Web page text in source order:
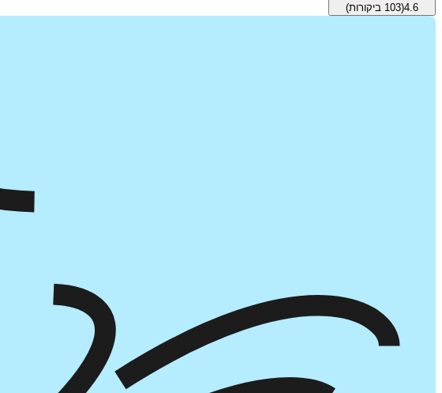
הוספה
4.6
(
103 ביקורות)